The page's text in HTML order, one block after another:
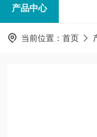
产品中心
当前位置： 首页